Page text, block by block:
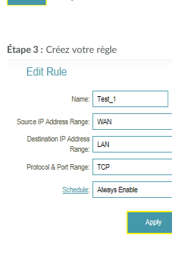
Étape 3 : Créez votre règle